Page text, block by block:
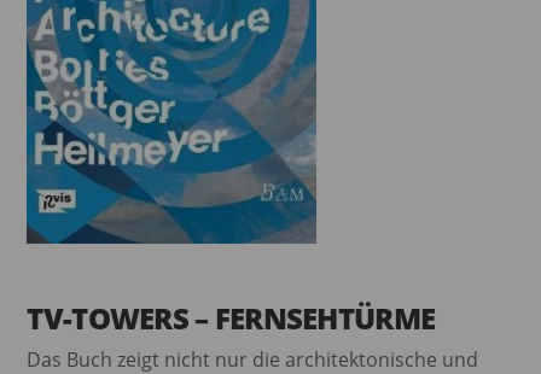
TV-TOWERS – FERNSEHTÜRME
Das Buch zeigt nicht nur die architektonische und